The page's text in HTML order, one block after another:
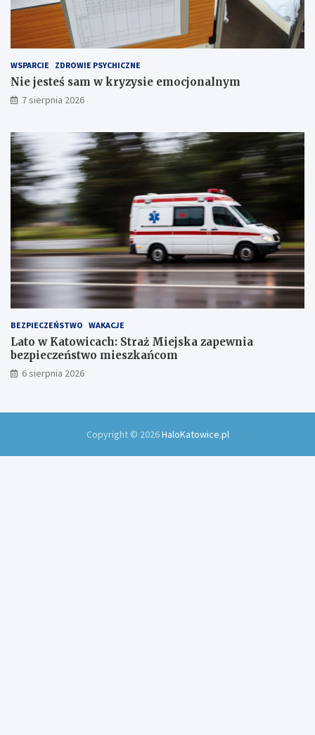
!T
r
c
h
S
w
ó
w
!
WSPARCIE ZDROWIE PSYCHICZNE
Nie jesteś sam w kryzysie emocjonalnym
7 sierpnia 2026
BEZPIECZEŃSTWO WAKACJE
Lato w Katowicach: Straż Miejska zapewnia
bezpieczeństwo mieszkańcom
6 sierpnia 2026
Copyright © 2026HaloKatowice.pl